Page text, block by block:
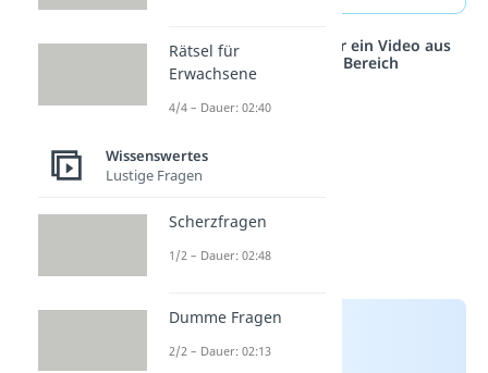
Studyflix vernetzt: Hier ein Video aus
einem anderen Bereich
Rätsel für
Erwachsene
4/4 – Dauer: 02:40
Wissenswertes
Lustige Fragen
Scherzfragen
1/2 – Dauer: 02:48
Dumme Fragen
2/2 – Dauer: 02:13